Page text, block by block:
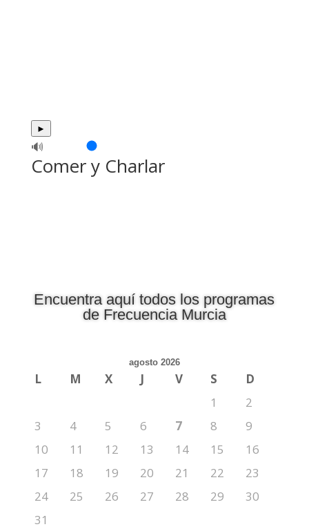
►
🔊
Comer y Charlar
Encuentra aquí todos los programas
de Frecuencia Murcia
agosto 2026
L M X J V S
D
1
2
3
4 5 6 7 8
9
10
11 12 13 14 15
16
17
18 19 20 21 22
23
24
25 26 27 28 29
30
31